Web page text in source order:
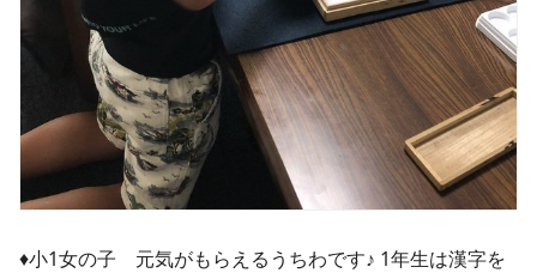
♦︎小1女の子 元気がもらえるうちわです♪ 1年生は漢字を